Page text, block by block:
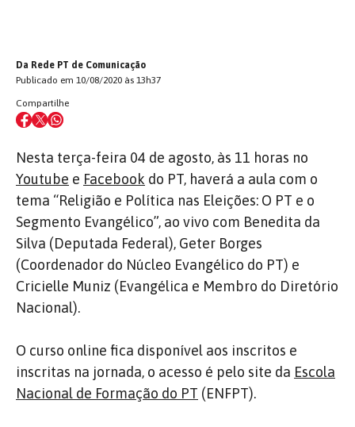
Da Rede PT de Comunicação
Publicado em 10/08/2020 às 13h37
Compartilhe
Nesta terça-feira 04 de agosto, às 11 horas no
Youtube e Facebook do PT, haverá a aula com o
tema “Religião e Política nas Eleições: O PT e o
Segmento Evangélico”, ao vivo com Benedita da
Silva (Deputada Federal), Geter Borges
(Coordenador do Núcleo Evangélico do PT) e
Cricielle Muniz (Evangélica e Membro do Diretório
Nacional).
O curso online fica disponível aos inscritos e
inscritas na jornada, o acesso é pelo site da Escola
Nacional de Formação do PT (ENFPT).